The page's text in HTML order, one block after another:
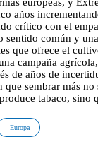
años
crítico con el
sentido común y
que ofrece el
campaña
de años de
que sembrar más
tabaco, sino
Europa